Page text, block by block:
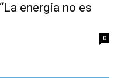
energía no es
0